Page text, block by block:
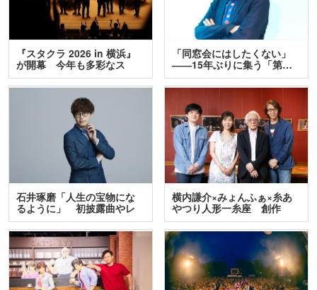
『スタクラ 2026 in 横浜』
が開幕 今年も多彩なス
テ…
「同窓会にはしたくない」
――15年ぶりに集う「第…
石井琢磨「人生の宝物にな
るように」 初披露曲やレ
ア…
横内謙介×みょんふぁ×糸あ
やつり人形一糸座 創作
人…